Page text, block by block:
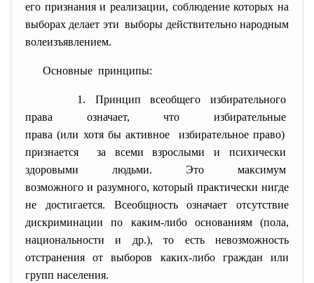
его признания и реализации, соблюдение которых на
выборах делает эти выборы действительно народным
волеизъявлением.
Основные принципы:
1. Принцип всеобщего избирательного
права означает, что избирательные
права (или хотя бы активное избирательное право)
признается за всеми взрослыми и психически
здоровыми людьми. Это максимум
возможного и разумного, который практически нигде
не достигается. Всеобщность означает отсутствие
дискриминации по каким-либо основаниям (пола,
национальности и др.), то есть невозможность
отстранения от выборов каких-либо граждан или
групп населения.